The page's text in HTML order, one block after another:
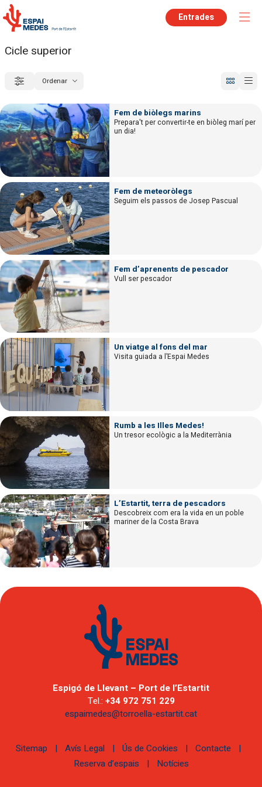
Entrades
Cicle superior
Filtrar Ordenar
Fem de biòlegs marins
Prepara't per convertir-te en biòleg marí per
un dia!
Fem de meteoròlegs
Seguim els passos de Josep Pascual
Fem d’aprenents de pescador
Vull ser pescador
Un viatge al fons del mar
Visita guiada a l’Espai Medes
Rumb a les Illes Medes!
Un tresor ecològic a la Mediterrània
L’Estartit, terra de pescadors
Descobreix com era la vida en un poble
mariner de la Costa Brava
Espigó de Llevant – Port de l’Estartit
Tel.: +34 972 751 229
espaimedes@torroella-estartit.cat
Sitemap | Avís Legal | Ús de Cookies | Contacte
|
Reserva d’espais
| Notícies